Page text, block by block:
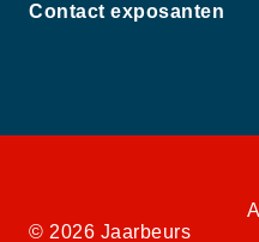
Contact exposanten
© 2026 Jaarbeurs